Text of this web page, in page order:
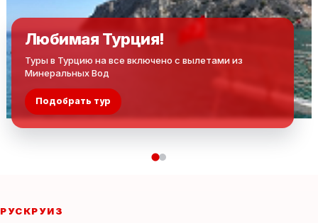
Любимая Турция!
Туры в Турцию на все включено с вылетами из
Минеральных Вод
Подобрать тур
РУСКРУИЗ